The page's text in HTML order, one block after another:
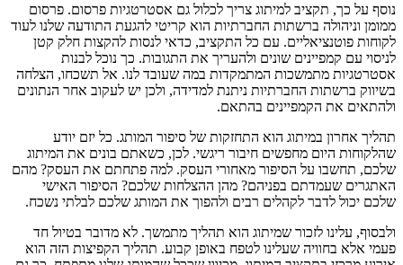
נוסף על כך, תקציב למיתוג צריך לכלול גם אסטרטגיות פרסום. פרסום
ממומן וניהולה ברשתות החברתיות הוא קריטי להגעת התודעה שלנו לעוד
לקוחות פוטנציאליים. עם כל התקציב, כדאי לנסות להקצות חלק קטן
לניסוי עם קמפיינים שונים ולהעריך את התגובות. כך נוכל לבנות
אסטרטגיות מתמשכות המתמקדות במה שעובד לנו. אל תשכחו, הצלחה
בשיווק ברשתות החברתיות ניתנת למדידה, ולכן יש לעקוב אחר הנתונים
ולהתאים את הקמפיינים בהתאם.
תהליך אחרון במיתוג הוא התחזקות של סיפור המותג. כל יזם יודע
שהלקוחות היום מחפשים חיבור ריגשי. לכן, כשאתם בונים את המיתוג
שלכם, תחשבו על הסיפור מאחורי העסק. למה פתחתם את העסק? מהם
האתגרים שעמדתם בפניהם? מהן ההצלחות שלכם? הסיפור האישי
שלכם יכול לדבר לקהלים רבים ולהפוך את המותג שלכם לבלתי נשכח.
ולבסוף, עלינו לזכור שמיתוג הוא תהליך מתמשך. לא מדובר בטיול חד
פעמי אלא בחוויה שעלינו לטפח באופן קבוע. תהליך הקפיצות הזה הוא